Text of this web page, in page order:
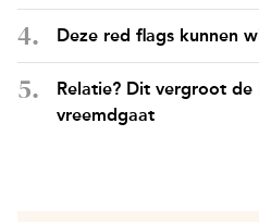
Deze red flags kunnen
Relatie? Dit vergroot
vreemdgaat